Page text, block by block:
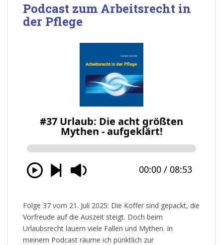
Podcast zum Arbeitsrecht in
der Pflege
Folge 37 vom 21. Juli 2025: Die Koffer sind gepackt, die
Vorfreude auf die Auszeit steigt. Doch beim
Urlaubsrecht lauern viele Fallen und Mythen. In
meinem Podcast räume ich pünktlich zur